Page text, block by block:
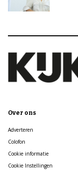
Over ons
Adverteren
Colofon
Cookie informatie
Cookie Instellingen